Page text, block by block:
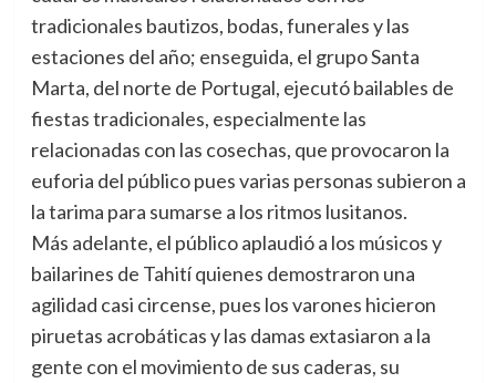
tradicionales bautizos, bodas, funerales y las
estaciones del año; enseguida, el grupo Santa
Marta, del norte de Portugal, ejecutó bailables de
fiestas tradicionales, especialmente las
relacionadas con las cosechas, que provocaron la
euforia del público pues varias personas subieron a
la tarima para sumarse a los ritmos lusitanos.
Más adelante, el público aplaudió a los músicos y
bailarines de Tahití quienes demostraron una
agilidad casi circense, pues los varones hicieron
piruetas acrobáticas y las damas extasiaron a la
gente con el movimiento de sus caderas, su